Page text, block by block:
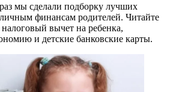
мы сделали подборку лучших
финансам родителей. Читайте
вычет на ребенка,
и детские банковские карты.